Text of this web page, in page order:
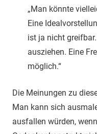
„Man könnte
Eine
ist ja nicht
ausziehen. Eine
möglich.“
Die Meinungen zu
Man kann sich
ausfallen würden,